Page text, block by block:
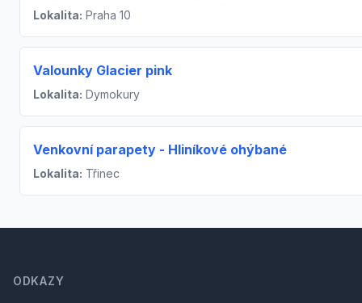
Lokalita: Praha 10
Valounky Glacier pink
Lokalita: Dymokury
Venkovní parapety - Hliníkové ohýbané
Lokalita: Třinec
ODKAZY